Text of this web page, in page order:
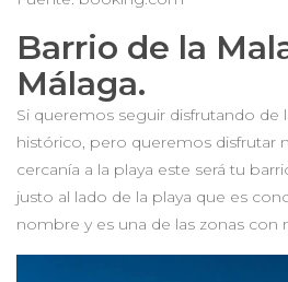
Barrio de la
Málaga.
Si queremos seguir disfrutando de
histórico, pero queremos disfrutar
cercanía a la playa este será tu
justo al lado de la playa que es
nombre y es una de las zonas con